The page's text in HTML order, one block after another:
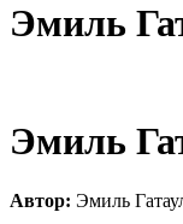
Эмиль
Эмиль
Автор: Эмиль